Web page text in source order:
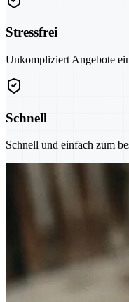
Stressfrei
Unkompliziert Angebote
Schnell
Schnell und einfach zum